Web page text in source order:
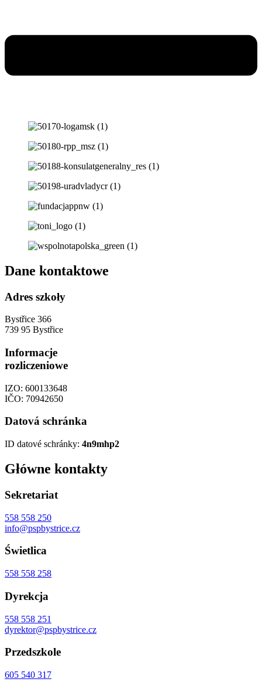
Dane kontaktowe
Adres szkoły
Bystřice 366
739 95 Bystřice
Informacje
rozliczeniowe
IZO: 600133648
IČO: 70942650
Datová schránka
ID datové schránky: 4n9mhp2
Główne kontakty
Sekretariat
558 558 250
info@pspbystrice.cz
Świetlica
558 558 258
Dyrekcja
558 558 251
dyrektor@pspbystrice.cz
Przedszkole
605 540 317